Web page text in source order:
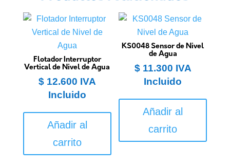
Flotador Interruptor
Vertical de Nivel de Agua
$12.600 IVA
Incluido
Añadir al
carrito
KS0048 Sensor de Nivel
de Agua
$11.300 IVA
Incluido
Añadir al
carrito